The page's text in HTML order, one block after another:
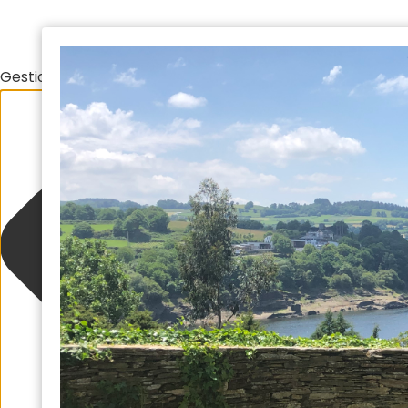
Gestionar el consentimiento de las cookies